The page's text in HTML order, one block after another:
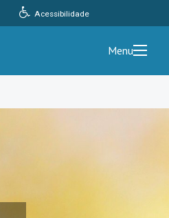
Acessibilidade
Menu